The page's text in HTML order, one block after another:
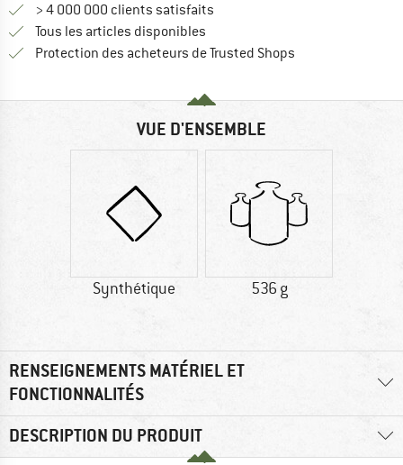
> 4 000 000 clients satisfaits
Tous les articles disponibles
Protection des acheteurs de Trusted Shops
VUE D'ENSEMBLE
Synthétique 536 g
RENSEIGNEMENTS MATÉRIEL ET
FONCTIONNALITÉS
DESCRIPTION DU PRODUIT